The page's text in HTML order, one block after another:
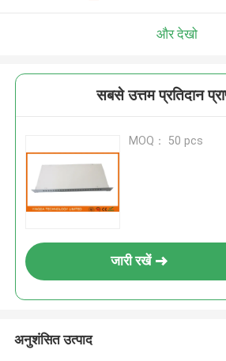
और देखो
सबसे उत्तम प्रतिदान
MOQ： 50 pcs
जारी रखें
अनुशंसित उत्पाद